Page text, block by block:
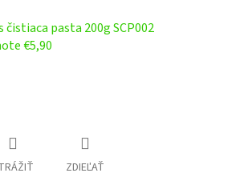
čistiaca pasta 200g SCP002
€5,90
ZDIEĽAŤ